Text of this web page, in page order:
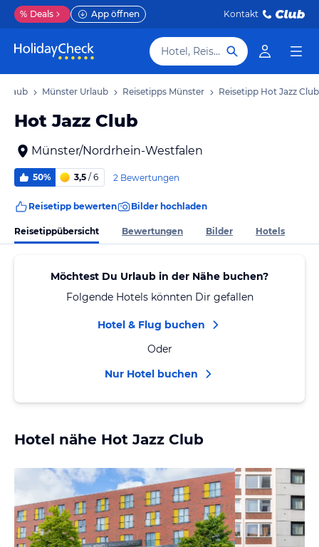
% Deals App öffnen Kontakt
Hotel, Reiseziel
Münster Urlaub Reisetipps Münster Reisetipp Hot Jazz Club
Hot Jazz Club
Münster/Nordrhein-Westfalen
50% 3,5 / 6 2 Bewertungen
Reisetipp bewerten Bilder hochladen
Reisetippübersicht Bewertungen Bilder Hotels
Möchtest Du Urlaub in der Nähe buchen?
Folgende Hotels könnten Dir gefallen
Hotel & Flug buchen
Oder
Nur Hotel buchen
Hotel nähe Hot Jazz Club